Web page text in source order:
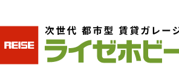
ライゼホビーの魅力